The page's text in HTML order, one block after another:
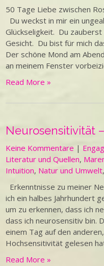
50 Tage Liebe zwischen
Du weckst in mir ein
Glückseligkeit. Du
Gesicht. Du bist für mich
Der schöne Mond am
an meinem Fenster
Read More »
Neurosensitivität
Keine Kommentare |
Literatur und Quellen,
Intuition, Natur und Umwelt,
Erkenntnisse zu meiner
ich ein halbes Jahrhundert
um zu erkennen, dass ich
dass ich neurosensitiv bin.
einem Tag auf den
Hochsensitivität gelesen
Read More »